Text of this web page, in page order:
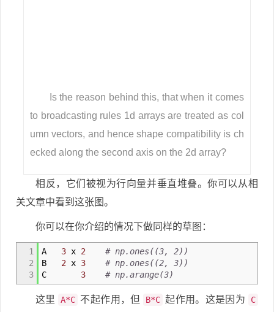
Is the reason behind this, that when it comes
to broadcasting rules 1d arrays are treated as col
umn vectors, and hence shape compatibility is ch
ecked along the second axis on the 2d array?
相反，它们被视为行向量并垂直堆叠。你可以从相
关文章中看到这张图。
你可以在你介绍的情况下做同样的草图：
1
2
3
A 3 x 2
# np.ones((3, 2))
B 2 x 3
# np.ones((2, 3))
C 3 # np.arange(3)
这里 A*C 不起作用，但 B*C 起作用。这是因为 C